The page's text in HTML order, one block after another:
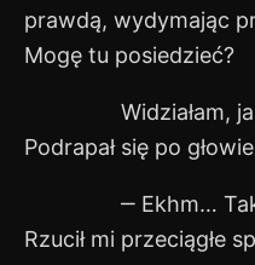
prawdą, wydymając
Mogę tu posiedzieć?
Widziałam, jak
Podrapał się po
‒ Ekhm… Tak
Rzucił mi przeciągłe